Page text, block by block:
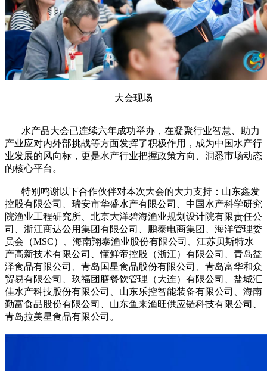
大会现场
水产品大会已连续六年成功举办，在凝聚行业智慧、助力
产业应对内外部挑战等方面发挥了积极作用，成为中国水产行
业发展的风向标，更是水产行业把握政策方向、洞悉市场动态
的核心平台。
特别鸣谢以下合作伙伴对本次大会的大力支持：山东鑫发
控股有限公司、瑞安市华盛水产有限公司、中国水产科学研究
院渔业工程研究所、北京大洋碧海渔业规划设计院有限责任公
司、浙江商达公用集团有限公司、鹏泰电商集团、海洋管理委
员会（MSC）、海南翔泰渔业股份有限公司、江苏贝斯特水
产高新技术有限公司、懂鲜帝控股（浙江）有限公司、青岛益
泽食品有限公司、青岛国星食品股份有限公司、青岛富华和众
贸易有限公司、玖福团膳餐饮管理（大连）有限公司、盐城汇
佳水产科技股份有限公司、山东乐控智能装备有限公司、海南
勤富食品股份有限公司、山东鱼来渔旺供应链科技有限公司、
青岛拉美星食品有限公司。